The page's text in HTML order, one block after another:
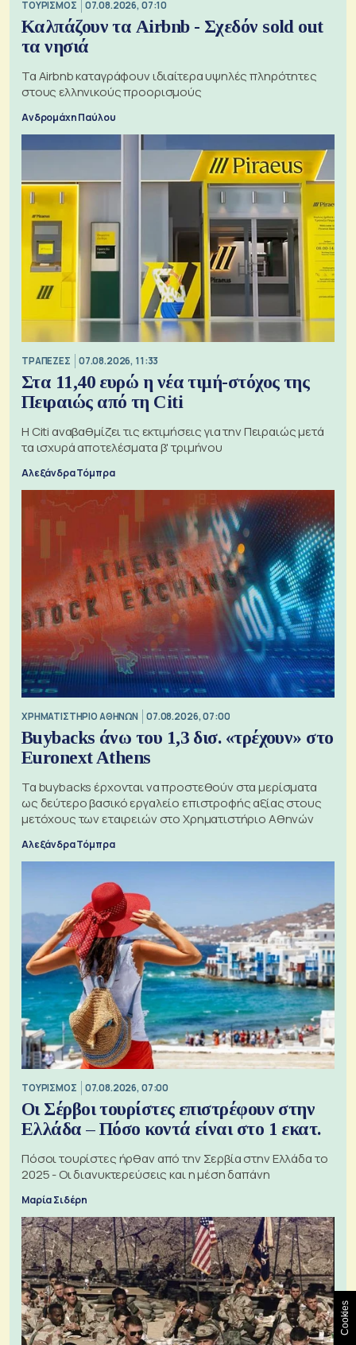
ΤΟΥΡΙΣΜΟΣ 07.08.2026, 07:10
Καλπάζουν τα Airbnb - Σχεδόν sold out
τα νησιά
Τα Airbnb καταγράφουν ιδιαίτερα υψηλές πληρότητες
στους ελληνικούς προορισμούς
Ανδρομάχη Παύλου
ΤΡΑΠΕΖΕΣ 07.08.2026, 11:33
Στα 11,40 ευρώ η νέα τιμή-στόχος της
Πειραιώς από τη Citi
Η Citi αναβαθμίζει τις εκτιμήσεις για την Πειραιώς μετά
τα ισχυρά αποτελέσματα β' τριμήνου
Αλεξάνδρα Τόμπρα
XΡΗΜΑΤΙΣΤΗΡΙΟ ΑΘΗΝΩΝ 07.08.2026, 07:00
Buybacks άνω του 1,3 δισ. «τρέχουν» στο
Euronext Athens
Τα buybacks έρχονται να προστεθούν στα μερίσματα
ως δεύτερο βασικό εργαλείο επιστροφής αξίας στους
μετόχους των εταιρειών στο Χρηματιστήριο Αθηνών
Αλεξάνδρα Τόμπρα
ΤΟΥΡΙΣΜΟΣ 07.08.2026, 07:00
Οι Σέρβοι τουρίστες επιστρέφουν στην
Ελλάδα – Πόσο κοντά είναι στο 1 εκατ.
Πόσοι τουρίστες ήρθαν από την Σερβία στην Ελλάδα το
2025 - Οι διανυκτερεύσεις και η μέση δαπάνη
Μαρία Σιδέρη
Cookies